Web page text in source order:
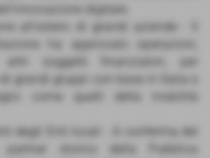
digitale.
all’estero di grandi aziende - Il
ha approvato operazioni,
soggetti finanziatori, per
grandi gruppi con base in Italia e
come quelli della mobilità
degli Enti locali - A conferma del
storico della Pubblica